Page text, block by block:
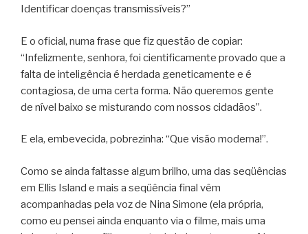
Identificar doenças transmissíveis?”
E o oficial, numa frase que fiz questão de copiar:
“Infelizmente, senhora, foi cientificamente provado que a
falta de inteligência é herdada geneticamente e é
contagiosa, de uma certa forma. Não queremos gente
de nível baixo se misturando com nossos cidadãos”.
E ela, embevecida, pobrezinha: “Que visão moderna!”.
Como se ainda faltasse algum brilho, uma das seqüências
em Ellis Island e mais a seqüência final vêm
acompanhadas pela voz de Nina Simone (ela própria,
como eu pensei ainda enquanto via o filme, mais uma